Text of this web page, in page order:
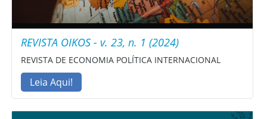
REVISTA OIKOS - v. 23, n. 1 (2024)
REVISTA DE ECONOMIA POLÍTICA INTERNACIONAL
Leia Aqui!